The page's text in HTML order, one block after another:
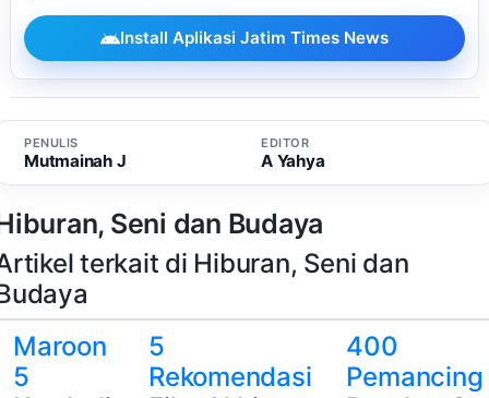
Install Aplikasi Jatim Times News
PENULIS
Mutmainah J
EDITOR
A Yahya
Seni dan Budaya
terkait di Hiburan, Seni dan
Maroon
5
5
Rekomendasi
400
Pemancing